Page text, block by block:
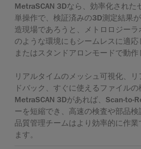
MetraSCAN 3Dなら、効率化された
単操作で、検証済みの3D測定結果
造現場であろうと、メトロロジー
のような環境にもシームレスに適応
またはスタンドアロンモードで動作
リアルタイムのメッシュ可視化、
ドバック、すぐに使えるファイル
MetraSCAN 3Dがあれば、Scan-to-
ーを短縮でき、高速の検査や部品検
品質管理チームはより効率的に作業
ます。